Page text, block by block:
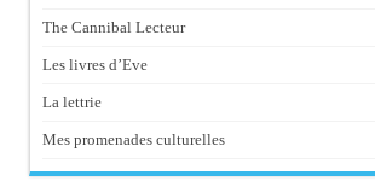
The Cannibal Lecteur
Les livres d’Eve
La lettrie
Mes promenades culturelles